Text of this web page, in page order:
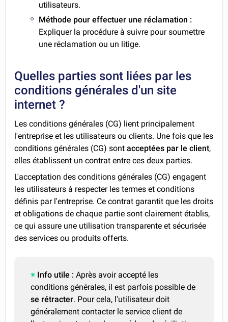
utilisateurs.
Méthode pour effectuer une réclamation :
Expliquer la procédure à suivre pour soumettre
une réclamation ou un litige.
Quelles parties sont liées par les
conditions générales d'un site
internet ?
Les conditions générales (CG) lient principalement
l'entreprise et les utilisateurs ou clients. Une fois que les
conditions générales (CG) sontacceptées par le client,
elles établissent un contrat entre ces deux parties.
L'acceptation des conditions générales (CG) engagent
les utilisateurs à respecter les termes et conditions
définis par l'entreprise. Ce contrat garantit que les droits
et obligations de chaque partie sont clairement établis,
ce qui assure une utilisation transparente et sécurisée
des services ou produits offerts.
Info utile :Après avoir accepté les
conditions générales, il est parfois possible de
se rétracter. Pour cela, l'utilisateur doit
généralement contacter le service client de